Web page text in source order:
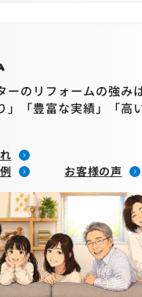
ーのリフォームの強み
」「豊富な実績」「高
お客様の声